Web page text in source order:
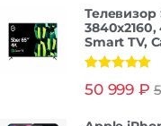
Телевизор
Smart TV,
из 5
50 999 ₽